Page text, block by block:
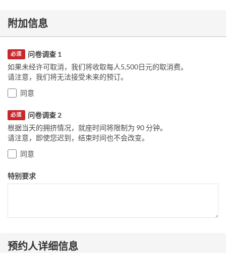
附加信息
问卷调查 1
必须
如果未经许可取消，我们将收取每人5,500日元的取消费。
请注意，我们将无法接受未来的预订。
同意
问卷调查 2
必须
根据当天的拥挤情况，就座时间将限制为 90 分钟。
请注意，即使您迟到，结束时间也不会改变。
同意
特别要求
预约人详细信息